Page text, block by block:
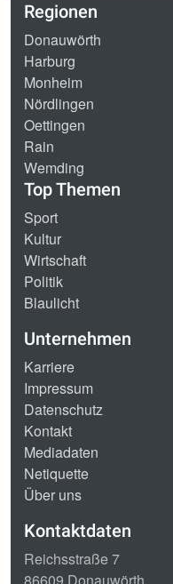
Regionen
Donauwörth
Harburg
Monheim
Nördlingen
Oettingen
Rain
Wemding
Top Themen
Sport
Kultur
Wirtschaft
Politik
Blaulicht
Unternehmen
Karriere
Impressum
Datenschutz
Kontakt
Mediadaten
Netiquette
Über uns
Kontaktdaten
Reichsstraße 7